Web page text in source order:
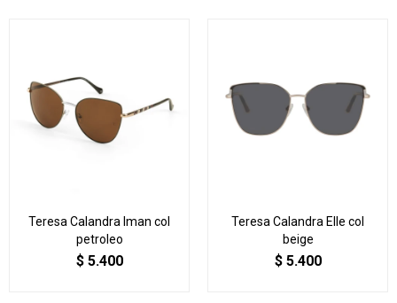
Teresa Calandra Iman col
petroleo
$ 5.400
Teresa Calandra Elle col
beige
$ 5.400